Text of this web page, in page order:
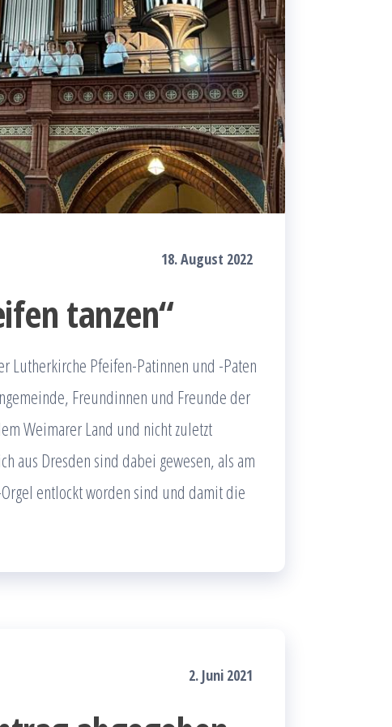
18. August 2022
tanzen“
Lutherkirche Pfeifen-Patinnen und -Paten
Freundinnen und Freunde der
Weimarer Land und nicht zuletzt
aus Dresden sind dabei gewesen, als am
entlockt worden sind und damit die
2. Juni 2021